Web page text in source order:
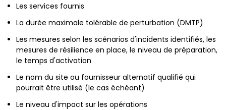
Les services fournis
La durée maximale tolérable de perturbation (DMTP)
Les mesures selon les scénarios d'incidents identifiés, les
mesures de résilience en place, le niveau de préparation,
le temps d'activation
Le nom du site ou fournisseur alternatif qualifié qui
pourrait être utilisé (le cas échéant)
Le niveau d'impact sur les opérations